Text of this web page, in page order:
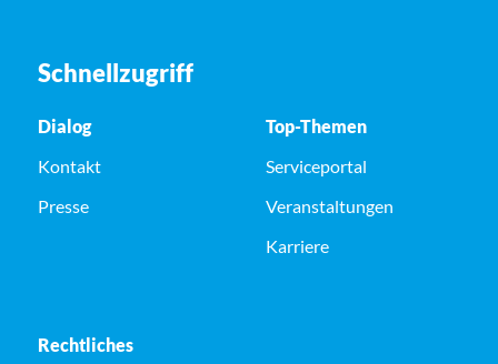
Schnellzugriff
Dialog
Kontakt
Presse
Top-Themen
Serviceportal
Veranstaltungen
Karriere
Rechtliches